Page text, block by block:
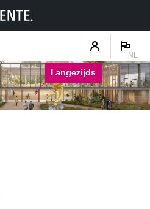
NL
Langezijds